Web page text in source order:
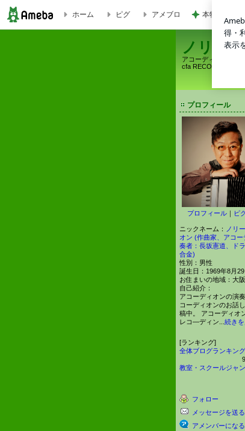
カホンやアコーディオンを始めませんか？ | ノリーヌ・ディオン (作曲家
ホーム ピグ アメブロ 本物の桃を
ノリー
アコーディオン奏者
cfa RECORDSの、
プロフィール
プロフィール ｜ ピ
ニックネーム：
ノリ
オン (作曲家、アコー
奏者：長坂憲道、ド
合金)
性別： 男性
誕生日： 1969年8月29
お住まいの地域： 大
自己紹介：
アコーディオンの演
コーディオンのお話
稿中。 アコーディオ
レコ―ディン... 続き
[ランキング]
全体ブログランキング
教室・スクールジャ
フォロー
メッセージを送る
アメンバーになる